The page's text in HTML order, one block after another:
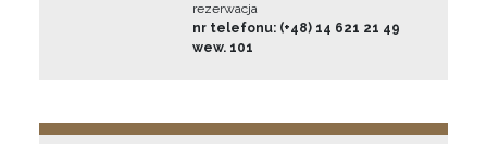
rezerwacja
nr telefonu: (+48) 14 621 21 49
wew. 101